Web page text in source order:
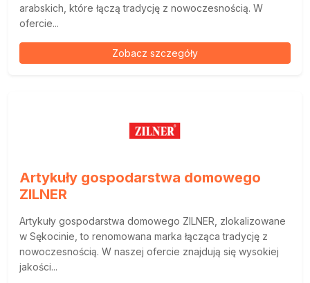
arabskich, które łączą tradycję z nowoczesnością. W
ofercie...
Zobacz szczegóły
Artykuły gospodarstwa domowego
ZILNER
Artykuły gospodarstwa domowego ZILNER, zlokalizowane
w Sękocinie, to renomowana marka łącząca tradycję z
nowoczesnością. W naszej ofercie znajdują się wysokiej
jakości...